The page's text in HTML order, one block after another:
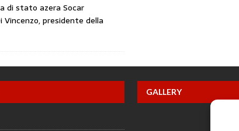
di stato azera Socar
presidente della
GALLERY